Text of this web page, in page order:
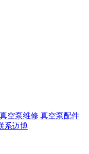
真空泵维修 真空泵配件
系迈博